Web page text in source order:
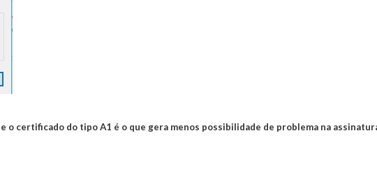
o certificado do tipo A1 é o que gera menos possibilidade de problema na